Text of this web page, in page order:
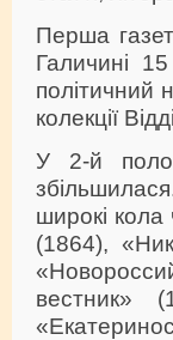
Перша
Галичині
політичний
колекції
У 2-й
широкі
(1864),
вестник»